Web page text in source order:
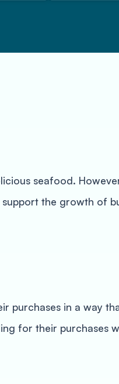
seafood.
the growth of
purchases in a way
for their purchases